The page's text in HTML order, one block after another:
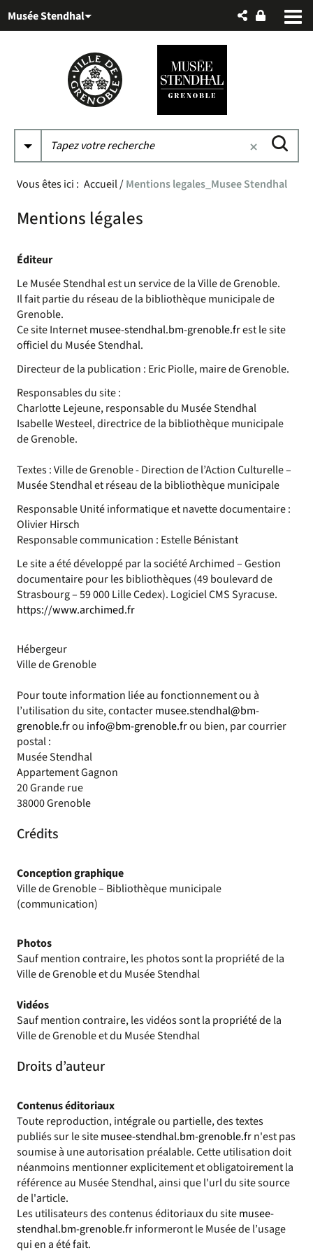
au
auMusée Stendhal
Vous êtes ici : Accueil/Mentions legales_Musee Stendhal
Mentions légales
Éditeur
Le Musée Stendhal est un service de la Ville de Grenoble.
Il fait partie du réseau de la bibliothèque municipale de
Grenoble.
Ce site Internetmusee-stendhal.bm-grenoble.frest le site
officiel du Musée Stendhal.
Directeur de la publication : Eric Piolle, maire de Grenoble.
Responsables du site :
Charlotte Lejeune, responsable du Musée Stendhal
Isabelle Westeel, directrice de la bibliothèque municipale
de Grenoble.
Textes : Ville de Grenoble - Direction de l’Action Culturelle –
Musée Stendhal et réseau de la bibliothèque municipale
Responsable Unité informatique et navette documentaire :
Olivier Hirsch
Responsable communication : Estelle Bénistant
Le site a été développé par la société Archimed – Gestion
documentaire pour les bibliothèques (49 boulevard de
Strasbourg – 59 000 Lille Cedex). Logiciel CMS Syracuse.
https://www.archimed.fr
Hébergeur
Ville de Grenoble
Pour toute information liée au fonctionnement ou à
l’utilisation du site, contactermusee.stendhal@bm-
grenoble.frou info@bm-grenoble.frou bien, par courrier
postal :
Musée Stendhal
Appartement Gagnon
20 Grande rue
38000 Grenoble
Crédits
Conception graphique
Ville de Grenoble – Bibliothèque municipale
(communication)
Photos
Sauf mention contraire, les photos sont la propriété de la
Ville de Grenoble et du Musée Stendhal
Vidéos
Sauf mention contraire, les vidéos sont la propriété de la
Ville de Grenoble et du Musée Stendhal
Droits d’auteur
Contenus éditoriaux
Toute reproduction, intégrale ou partielle, des textes
publiés sur le sitemusee-stendhal.bm-grenoble.frn'est pas
soumise à une autorisation préalable. Cette utilisation doit
néanmoins mentionner explicitement et obligatoirement la
référence au Musée Stendhal, ainsi que l'url du site source
de l'article.
Les utilisateurs des contenus éditoriaux du sitemusee-
stendhal.bm-grenoble.frinformeront le Musée de l’usage
qui en a été fait.